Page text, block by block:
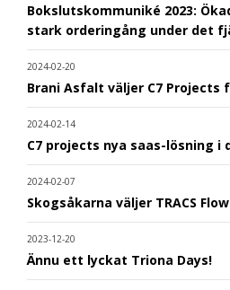
Bokslutskommuniké 2023:
stark orderingång under det
2024-02-20
Brani Asfalt väljer C7 Projects
2024-02-14
C7 projects nya saas-lösning i
2024-02-07
Skogsåkarna väljer TRACS Flow
2023-12-20
Ännu ett lyckat Triona Days!